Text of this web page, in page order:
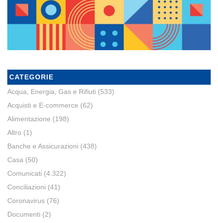
CATEGORIE
Acqua, Energia, Gas e Rifiuti (533)
Acquisti e E-commerce (62)
Alimentazione (198)
Altro (1)
Banche e Assicurazioni (438)
Casa (50)
Comunicati (4.322)
Conciliazioni (41)
Coronavirus (76)
Documenti (2)